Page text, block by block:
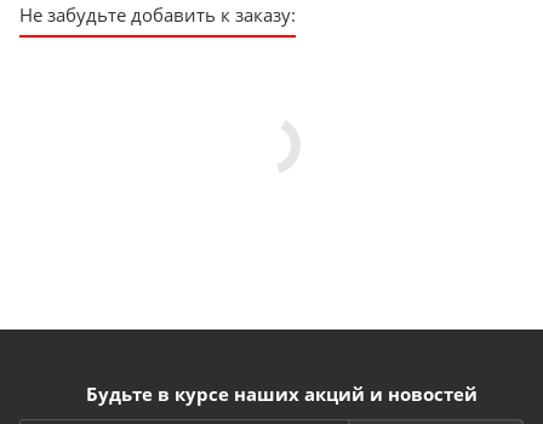
Не забудьте добавить к заказу:
Будьте в курсе наших акций и новостей